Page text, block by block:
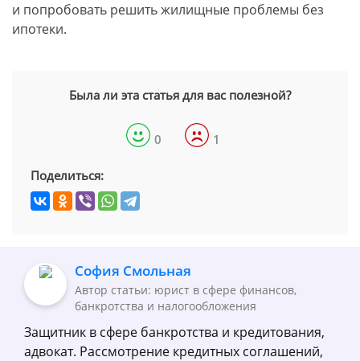
и попробовать решить жилищные проблемы без
ипотеки.
Была ли эта статья для вас полезной?
0 1
Поделиться:
София Смольная
Автор статьи: юрист в сфере финансов,
банкротства и налогообложения
Защитник в сфере банкротства и кредитования,
адвокат. Рассмотрение кредитных соглашений,